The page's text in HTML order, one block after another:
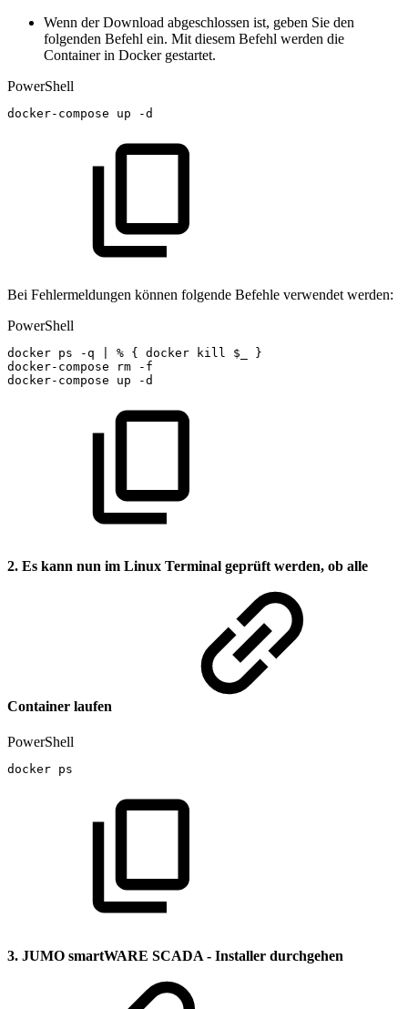
Wenn der Download abgeschlossen ist, geben Sie den
folgenden Befehl ein. Mit diesem Befehl werden die
Container in Docker gestartet.
PowerShell
docker-compose up -d
Bei Fehlermeldungen können folgende Befehle verwendet werden:
PowerShell
docker ps -q % { docker kill $_
}
docker-compose
rm - f
docker-compose
up -d
2. Es kann nun im Linux Terminal geprüft werden, ob alle
Container laufen
PowerShell
docker ps
3. JUMO smartWARE SCADA - Installer durchgehen